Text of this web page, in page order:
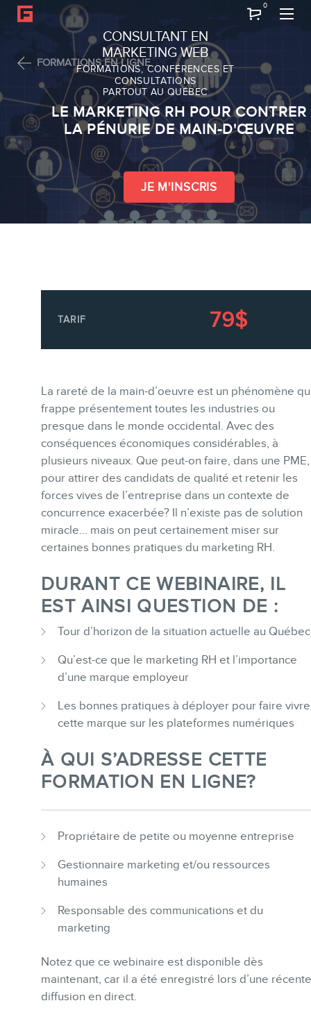
CONSULTANT EN
MARKETING WEB
FORMATIONS, CONFÉRENCES ET
CONSULTATIONS
PARTOUT AU QUÉBEC
0
Recherche
À PROPOS
À propos
Équipe
Conférences
Formations marketing en ligne
Consultations
Audits web (SEO) et IA (GEO)
Ebooks
BOUTIQUE
BLOGUE
CONTACT
MEMBRES
INFOLETTRE
FORMATIONS EN LIGNE
LE MARKETING RH POUR CONTRER
LA PÉNURIE DE MAIN-D'ŒUVRE
JE M'INSCRIS
TARIF 79$
La rareté de la main-d’oeuvre est un phénomène
frappe présentement toutes les industries ou
presque dans le monde occidental. Avec des
conséquences économiques considérables, à
plusieurs niveaux. Que peut-on faire, dans une PME,
pour attirer des candidats de qualité et retenir les
forces vives de l’entreprise dans un contexte de
concurrence exacerbée? Il n’existe pas de solution
miracle… mais on peut certainement miser sur
certaines bonnes pratiques du marketing RH.
DURANT CE WEBINAIRE, IL
EST AINSI QUESTION DE :
Tour d’horizon de la situation actuelle au Québec
Qu’est-ce que le marketing RH et l’importance
d’une marque employeur
Les bonnes pratiques à déployer pour faire vivre
cette marque sur les plateformes numériques
À QUI S’ADRESSE CETTE
FORMATION EN LIGNE?
Propriétaire de petite ou moyenne entreprise
Gestionnaire marketing et/ou ressources
humaines
Responsable des communications et du
marketing
Notez que ce webinaire est disponible dès
maintenant, car il a été enregistré lors d’une récente
diffusion en direct.